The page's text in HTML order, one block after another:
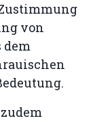
von
dem